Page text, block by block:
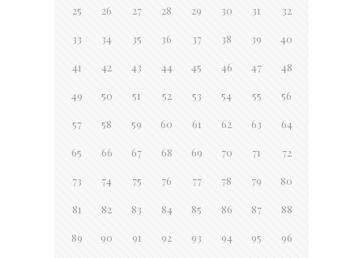
25 26 27 28 29 30 31 32
33 34 35 36 37 38 39 40
41 42 43 44 45 46 47 48
49 50 51 52 53 54 55 56
57 58 59 60 61 62 63 64
65 66 67 68 69 70 71 72
73 74 75 76 77 78 79 80
81 82 83 84 85 86 87 88
89 90 91 92 93 94 95 96